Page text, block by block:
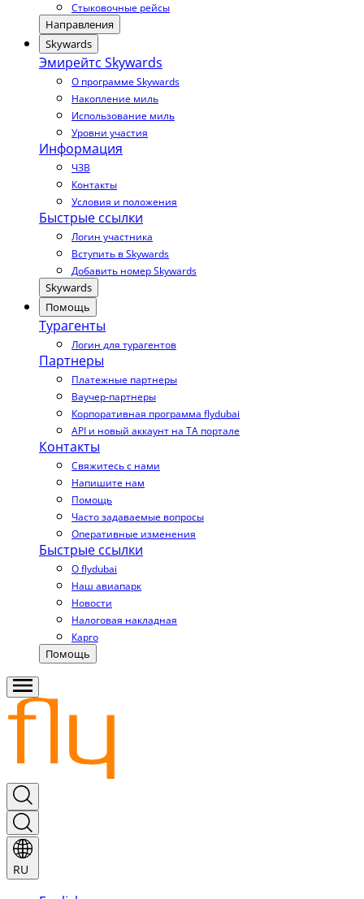
Стыковочные рейсы
Направления
Skywards
Эмирейтс Skywards
О программе Skywards
Накопление миль
Использование миль
Уровни участия
Информация
ЧЗВ
Контакты
Условия и положения
Быстрые ссылки
Логин участника
Вступить в Skywards
Добавить номер Skywards
Skywards
Помощь
Турагенты
Логин для турагентов
Партнеры
Платежные партнеры
Ваучер-партнеры
Корпоративная программа flydubai
API и новый аккаунт на TA портале
Контакты
Свяжитесь с нами
Напишите нам
Помощь
Часто задаваемые вопросы
Оперативные изменения
Быстрые ссылки
О flydubai
Наш авиапарк
Новости
Налоговая накладная
Карго
Помощь
RU